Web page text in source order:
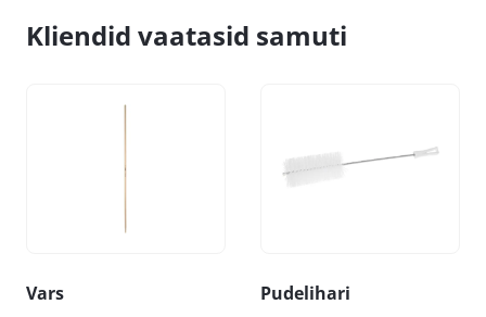
Kliendid vaatasid samuti
Vars Pudelihari